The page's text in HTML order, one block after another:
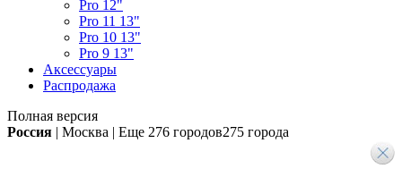
Pro 12"
Pro 11 13"
Pro 10 13"
Pro 9 13"
Аксессуары
Распродажа
Полная версия
Россия | Москва | Еще 276 городов275 города